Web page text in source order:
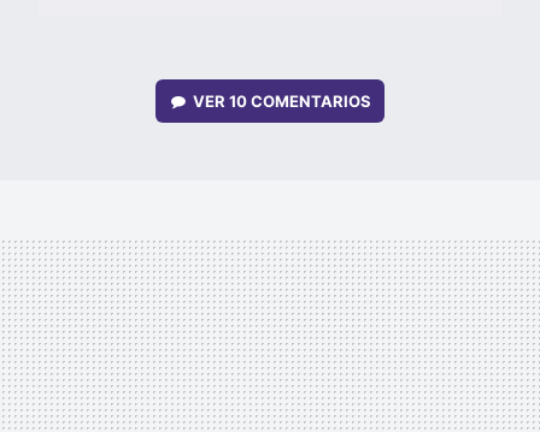
VER 10 COMENTARIOS